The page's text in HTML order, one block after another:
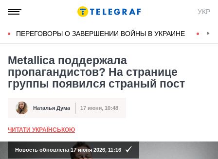
УКР
ПЕРЕГОВОРЫ О ЗАВЕРШЕНИИ ВОЙНЫ В УКРАИНЕ
Metallica поддержала
пропагандистов? На странице
группы появился страный пост
Автор Наталья Дума
Дата публикации 17 июня, 10:48
ЧИТАТИ УКРАЇНСЬКОЮ
Новость обновлена 17 июня 2026, 11:16